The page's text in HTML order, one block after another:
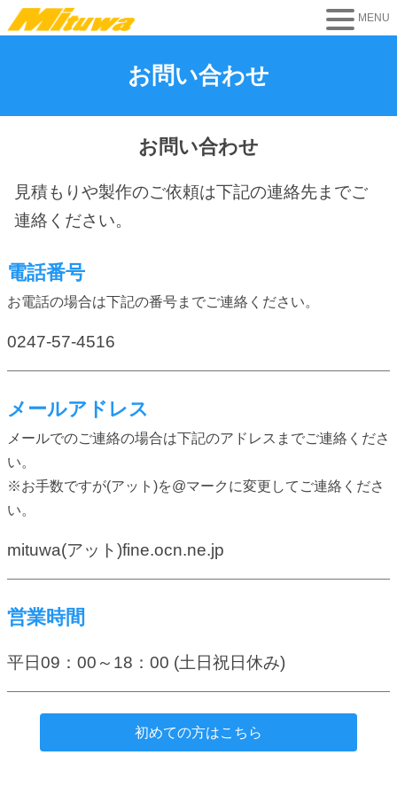
お問い合わせ
お問い合わせ
見積もりや製作のご依頼は下記の連絡先までご
連絡ください。
電話番号
お電話の場合は下記の番号までご連絡ください。
0247-57-4516
メールアドレス
メールでのご連絡の場合は下記のアドレスまでご連絡くださ
い。
※お手数ですが(アット)を@マークに変更してご連絡くださ
い。
mituwa(アット)fine.ocn.ne.jp
営業時間
平日09：00～18：00 (土日祝日休み)
初めての方はこちら